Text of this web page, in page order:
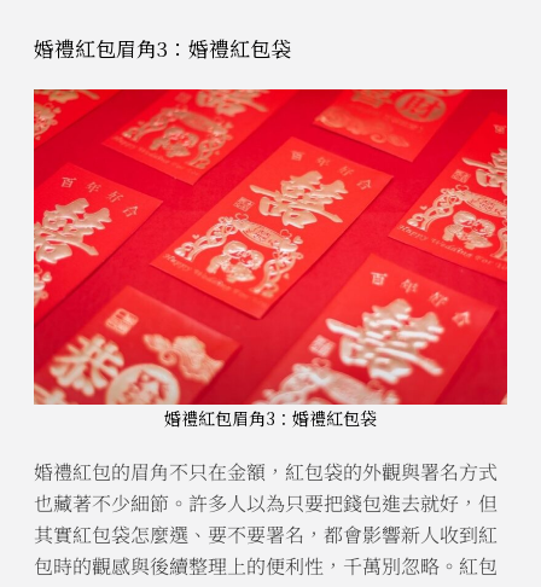
婚禮紅包眉角3：婚禮紅包袋
婚禮紅包眉角3：婚禮紅包袋
婚禮紅包的眉角不只在金額，紅包袋的外觀與署名方式
也藏著不少細節。許多人以為只要把錢包進去就好，但
其實紅包袋怎麼選、要不要署名，都會影響新人收到紅
包時的觀感與後續整理上的便利性，千萬別忽略。紅包